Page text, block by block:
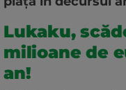
Lukaku,
milioane de
an!